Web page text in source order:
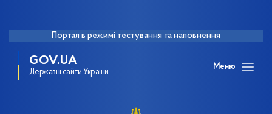
Портал в режимі тестування та наповнення
GOV.UA
Державні сайти України
Меню